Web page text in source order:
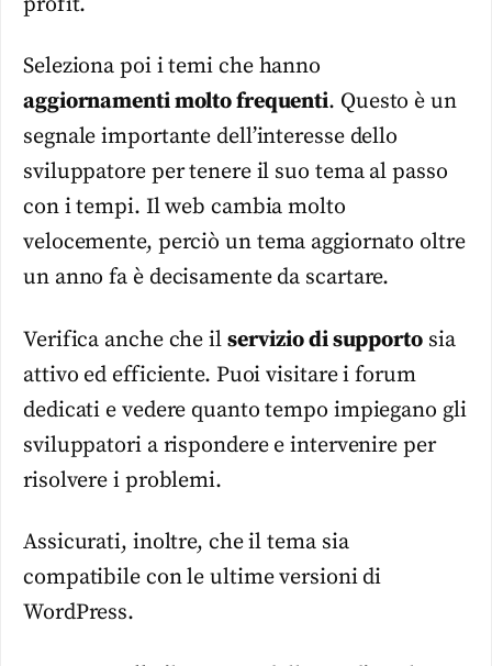
Seleziona poi itemi che hanno
aggiornamenti molto frequenti. Questo è un
segnale importante dell’interesse dello
sviluppatore per tenere il suo temaal passo
con i tempi. Il web cambia molto
velocemente, perciò un tema aggiornato oltre
un anno fa è decisamente da scartare.
Verifica anche che il servizio di supportosia
attivo ed efficiente. Puoi visitare i forum
dedicati e vedere quanto tempo impiegano gli
sviluppatori a rispondere e intervenire per
risolvere i problemi.
Assicurati, inoltre, che iltemasia
compatibile con le ultime versioni di
WordPress.